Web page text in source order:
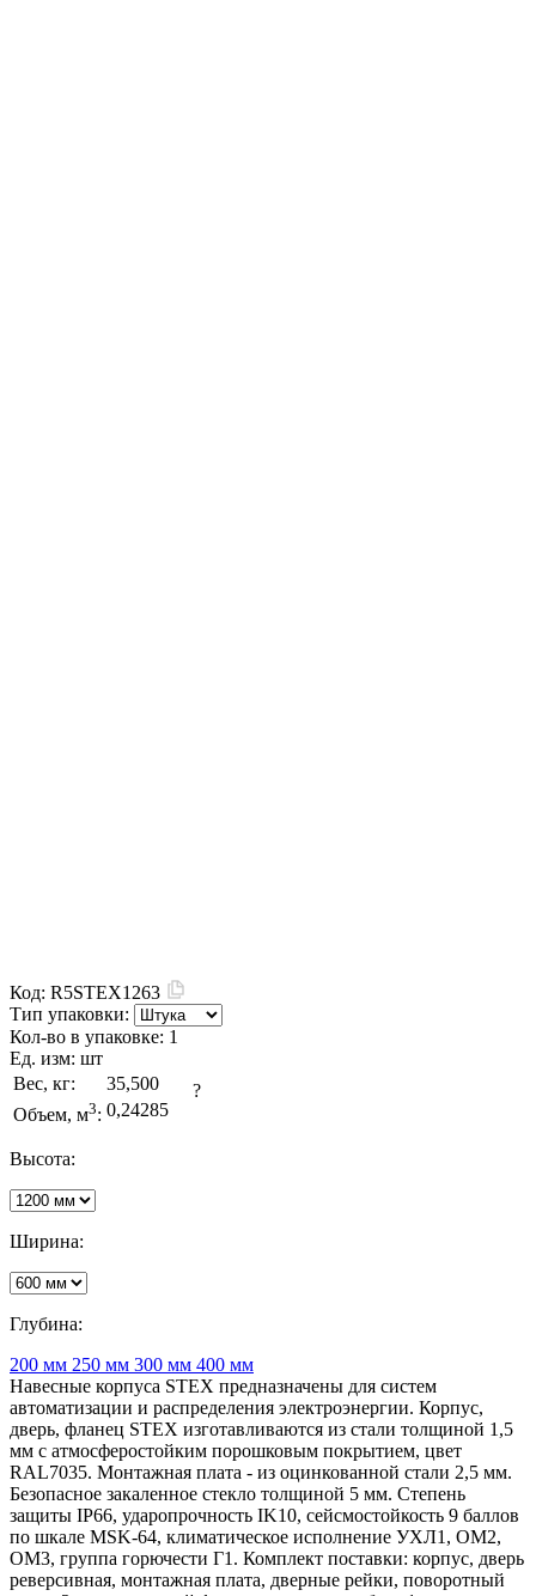
Код: R5STEX1263
Тип упаковки:
Кол-во в упаковке: 1
Ед. изм: шт
Вес, кг:
35,500
Объем, м3: 0,24285
?
Высота:
Ширина:
Глубина:
200 мм 250 мм 300 мм 400 мм
Навесные корпуса STEX предназначены для систем
автоматизации и распределения электроэнергии. Корпус,
дверь, фланец STEX изготавливаются из стали толщиной 1,5
мм с атмосферостойким порошковым покрытием, цвет
RAL7035. Монтажная плата - из оцинкованной стали 2,5 мм.
Безопасное закаленное стекло толщиной 5 мм. Степень
защиты IP66, ударопрочность IK10, сейсмостойкость 9 баллов
по шкале MSK-64, климатическое исполнение УХЛ1, ОМ2,
ОМ3, группа горючести Г1. Комплект поставки: корпус, дверь
реверсивная, монтажная плата, дверные рейки, поворотный